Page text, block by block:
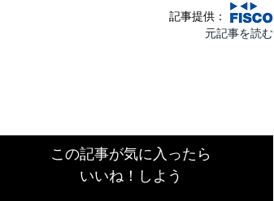
記事提供：
元記事を読む
この記事が気に入ったら
いいね！しよう